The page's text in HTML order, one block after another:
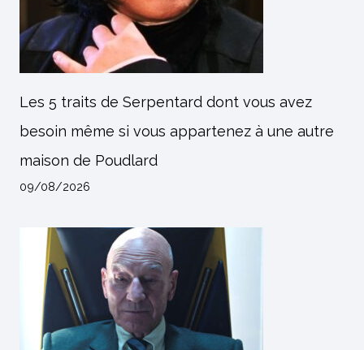
Les 5 traits de Serpentard dont vous avez
besoin même si vous appartenez à une autre
maison de Poudlard
09/08/2026